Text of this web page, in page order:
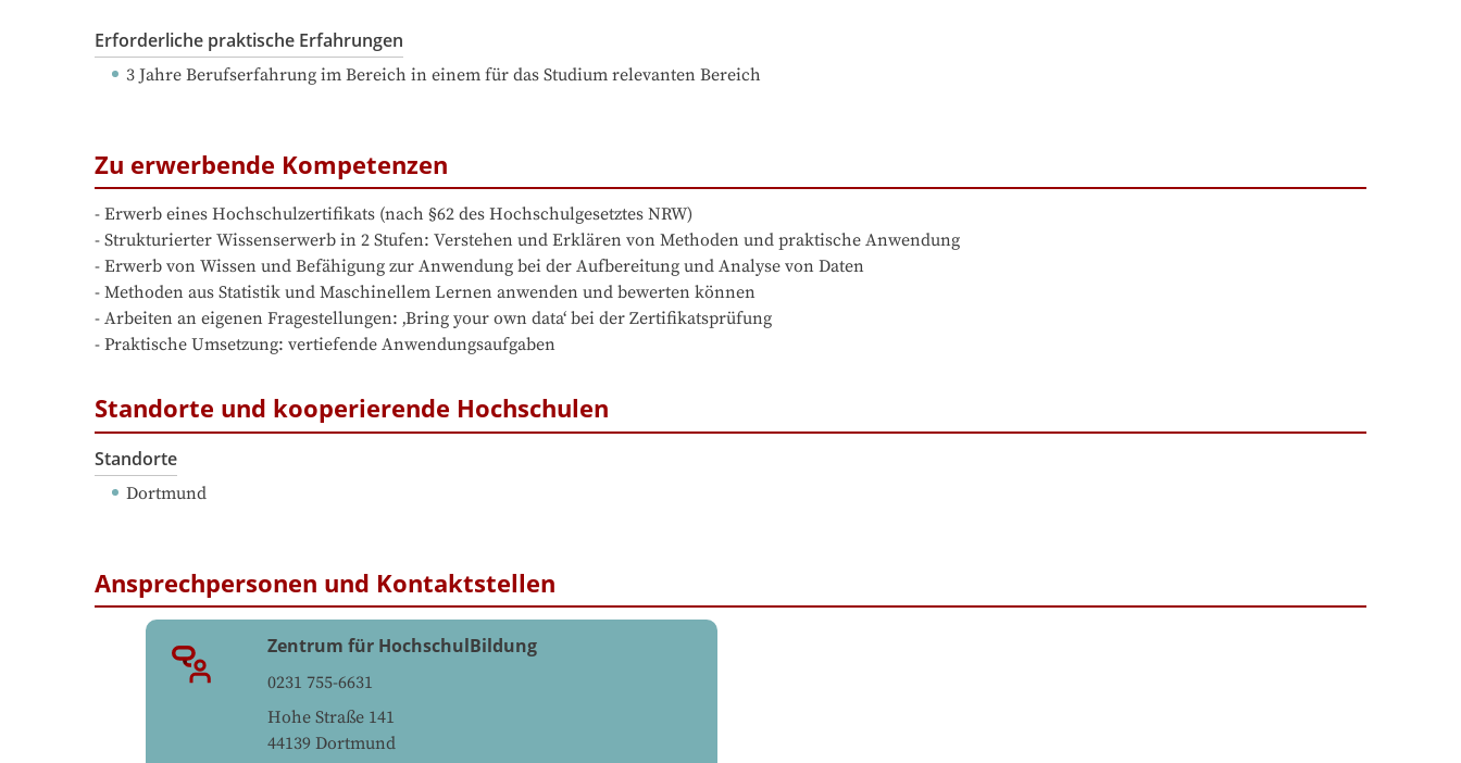
Erforderliche praktische Erfahrungen
3 Jahre Berufserfahrung im Bereich in einem für das Studium relevanten Bereich
Zu erwerbende Kompetenzen
- Erwerb eines Hochschulzertifikats (nach §62 des Hochschulgesetztes NRW)
- Strukturierter Wissenserwerb in 2 Stufen: Verstehen und Erklären von Methoden und praktische Anwendung
- Erwerb von Wissen und Befähigung zur Anwendung bei der Aufbereitung und Analyse von Daten
- Methoden aus Statistik und Maschinellem Lernen anwenden und bewerten können
- Arbeiten an eigenen Fragestellungen: ‚Bring your own data‘ bei der Zertifikatsprüfung
- Praktische Umsetzung: vertiefende Anwendungsaufgaben
Standorte und kooperierende Hochschulen
Standorte
Dortmund
Ansprechpersonen und Kontaktstellen
Zentrum für HochschulBildung
0231 755-6631
Hohe Straße 141
44139 Dortmund